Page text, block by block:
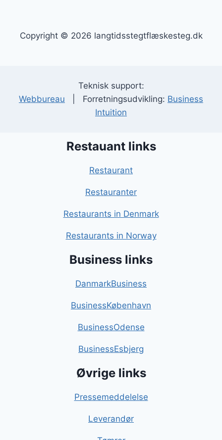
Copyright © 2026 langtidsstegtflæskesteg.dk
Teknisk support:
Webbureau | Forretningsudvikling: Business
Intuition
Restauant links
Restaurant
Restauranter
Restaurants in Denmark
Restaurants in Norway
Business links
DanmarkBusiness
BusinessKøbenhavn
BusinessOdense
BusinessEsbjerg
Øvrige links
Pressemeddelelse
Leverandør